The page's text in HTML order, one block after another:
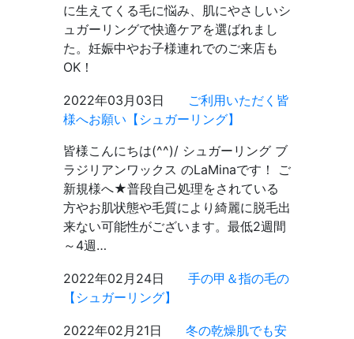
に生えてくる毛に悩み、肌にやさしいシ
ュガーリングで快適ケアを選ばれまし
た。妊娠中やお子様連れでのご来店も
OK！
2022年03月03日
ご利用いただく皆
様へお願い【シュガーリング】
皆様こんにちは(^^)/ シュガーリング ブ
ラジリアンワックス のLaMinaです！ ご
新規様へ★普段自己処理をされている
方やお肌状態や毛質により綺麗に脱毛出
来ない可能性がございます。最低2週間
～4週…
2022年02月24日
手の甲＆指の毛の
【シュガーリング】
2022年02月21日
冬の乾燥肌でも安